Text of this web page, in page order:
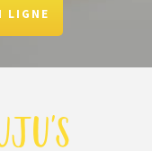
LIGNE